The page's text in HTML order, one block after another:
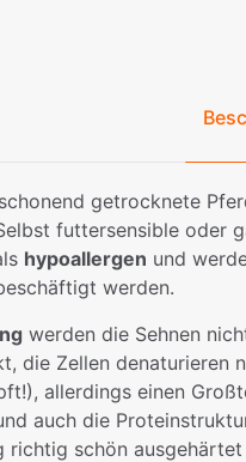
getrocknete
futtersensible oder
hypoallergen und
werden.
werden die Sehnen
die Zellen denaturieren
allerdings einen
auch die
schön